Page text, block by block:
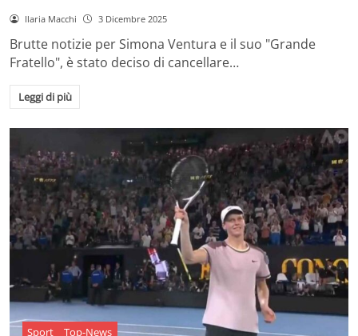
Ilaria Macchi 3 Dicembre 2025
Brutte notizie per Simona Ventura e il suo "Grande
Fratello", è stato deciso di cancellare…
Leggi di più
Sport Top-News